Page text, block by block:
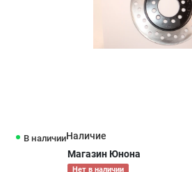
В наличииНаличие
Магазин Юнона
Нет в наличии